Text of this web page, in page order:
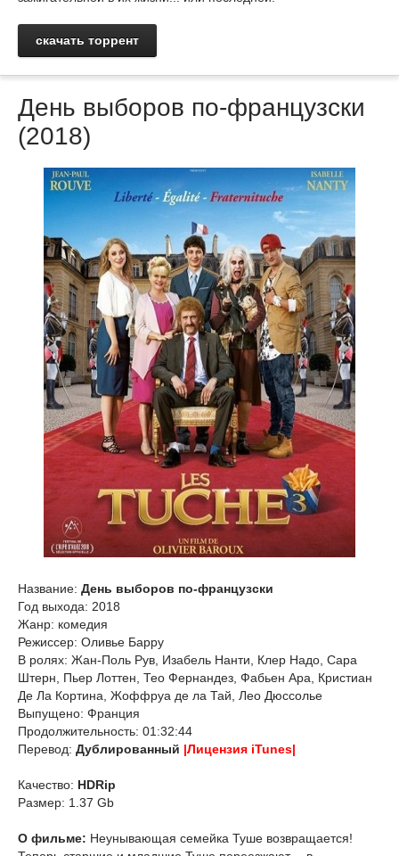
скачать торрент
День выборов по-французски
(2018)
Название: День выборов по-французски
Год выхода: 2018
Жанр: комедия
Режиссер: Оливье Барру
В ролях: Жан-Поль Рув, Изабель Нанти, Клер Надо, Сара
Штерн, Пьер Лоттен, Тео Фернандез, Фабьен Ара, Кристиан
Де Ла Кортина, Жоффруа де ла Тай, Лео Дюссолье
Выпущено: Франция
Продолжительность: 01:32:44
Перевод: Дублированный |Лицензия iTunes|
Качество: HDRip
Размер: 1.37 Gb
О фильме: Неунывающая семейка Туше возвращается!